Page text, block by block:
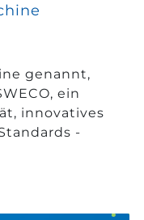
genannt,
ein
innovatives
-